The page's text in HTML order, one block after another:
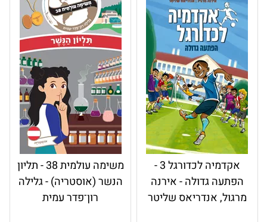
אקדמיה לכדורגל 3 -
הפתעה גדולה - אירנה
מרגול, אנדריאס שליטר
משימה עולמית 38 - תליון
הנשר (אוסטריה) - גלילה
רון־פדר עמית